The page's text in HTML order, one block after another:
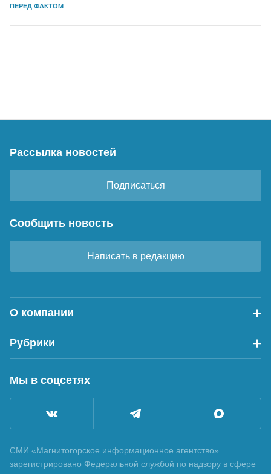
ПЕРЕД ФАКТОМ
Рассылка новостей
Подписаться
Сообщить новость
Написать в редакцию
О компании
Рубрики
Мы в соцсетях
СМИ «Магнитогорское информационное агентство»
зарегистрировано Федеральной службой по надзору в сфере